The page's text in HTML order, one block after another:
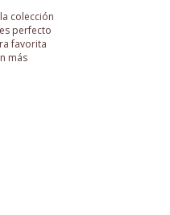
colección
perfecto
favorita
más